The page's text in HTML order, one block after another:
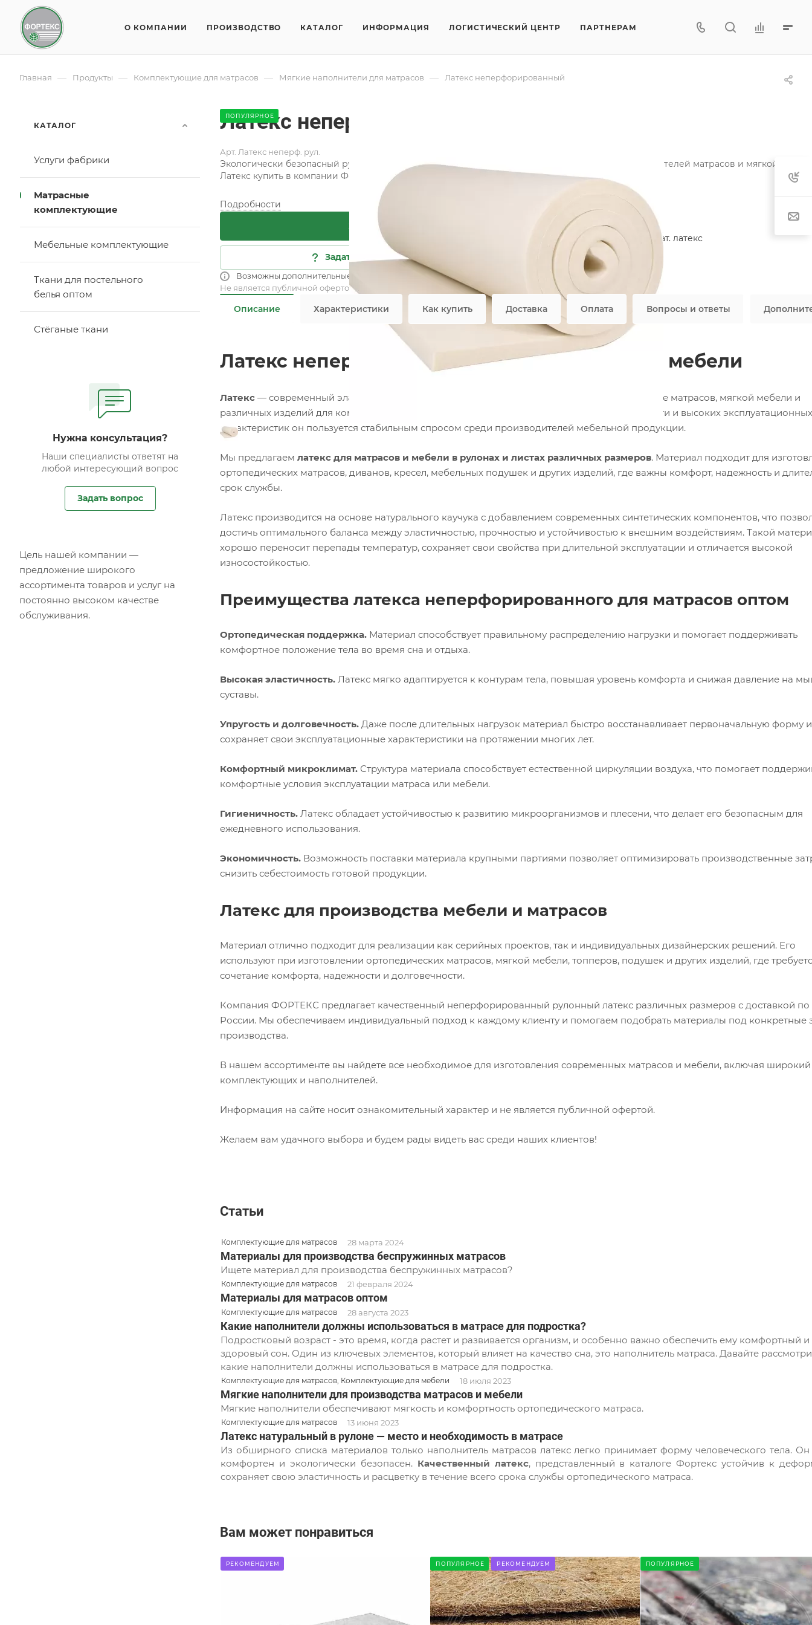
О КОМПАНИИ ПРОИЗВОДСТВО КАТАЛОГ ИНФОРМАЦИЯ ЛОГИСТИЧЕСКИЙ ЦЕНТР ПАРТНЕРАМ
Главная — Продукты — Комплектующие для матрасов — Мягкие наполнители для матрасов — Латекс неперфорированный
ПОПУЛЯРНОЕ
Латекс неперфорированный
Арт. Латекс неперф. рул.
Экологически безопасный рулонный латекс пользуется заслуженной популярностью у производителей матрасов и мягкой
Латекс купить в компании Фортекс можно как рулонами, так и листами любых размеров.
Подробности
Заказать
Задать вопрос
Возможны дополнительные опции
Не является публичной офертой
Характеристики
Состав
80% иск, 20% нат. латекс
Плотность
65 кг/м3
Материал
—
Все характеристики
Описание Характеристики Как купить Доставка Оплата Вопросы и ответы
Латекс неперфорированный для матрасов и мебели
Латекс — современный эластичный материал, который широко применяется в производстве матрасов, мягкой мебели и
различных изделий для комфортного отдыха. Благодаря сочетанию упругости, долговечности и высоких эксплуатационных
характеристик он пользуется стабильным спросом среди производителей мебельной продукции.
Мы предлагаем латекс для матрасов и мебели в рулонах и листах различных размеров. Материал подходит для
ортопедических матрасов, диванов, кресел, мебельных подушек и других изделий, где важны комфорт, надежность и
срок службы.
Латекс производится на основе натурального каучука с добавлением современных синтетических компонентов, что
достичь оптимального баланса между эластичностью, прочностью и устойчивостью к внешним воздействиям. Такой
хорошо переносит перепады температур, сохраняет свои свойства при длительной эксплуатации и отличается высокой
износостойкостью.
Преимущества латекса неперфорированного для матрасов оптом
Ортопедическая поддержка. Материал способствует правильному распределению нагрузки и помогает поддерживать
комфортное положение тела во время сна и отдыха.
Высокая эластичность. Латекс мягко адаптируется к контурам тела, повышая уровень комфорта и снижая давление на
суставы.
Упругость и долговечность. Даже после длительных нагрузок материал быстро восстанавливает первоначальную форму и
сохраняет свои эксплуатационные характеристики на протяжении многих лет.
Комфортный микроклимат. Структура материала способствует естественной циркуляции воздуха, что помогает
комфортные условия эксплуатации матраса или мебели.
Гигиеничность. Латекс обладает устойчивостью к развитию микроорганизмов и плесени, что делает его безопасным для
ежедневного использования.
Экономичность. Возможность поставки материала крупными партиями позволяет оптимизировать производственные
снизить себестоимость готовой продукции.
Латекс для производства мебели и матрасов
Материал отлично подходит для реализации как серийных проектов, так и индивидуальных дизайнерских решений. Его
используют при изготовлении ортопедических матрасов, мягкой мебели, топперов, подушек и других изделий, где
сочетание комфорта, надежности и долговечности.
Компания ФОРТЕКС предлагает качественный неперфорированный рулонный латекс различных размеров с доставкой по
России. Мы обеспечиваем индивидуальный подход к каждому клиенту и помогаем подобрать материалы под конкретные
производства.
В нашем ассортименте вы найдете все необходимое для изготовления современных матрасов и мебели, включая
комплектующих и наполнителей.
Информация на сайте носит ознакомительный характер и не является публичной офертой.
Желаем вам удачного выбора и будем рады видеть вас среди наших клиентов!
Статьи
Комплектующие для матрасов 28 марта 2024
Материалы для производства беспружинных матрасов
Ищете материал для производства беспружинных матрасов?
Комплектующие для матрасов 21 февраля 2024
Материалы для матрасов оптом
Комплектующие для матрасов 28 августа 2023
Какие наполнители должны использоваться в матрасе для подростка?
Подростковый возраст - это время, когда растет и развивается организм, и особенно важно обеспечить ему комфортный и
здоровый сон. Один из ключевых элементов, который влияет на качество сна, это наполнитель матраса. Давайте
какие наполнители должны использоваться в матрасе для подростка.
Комплектующие для матрасов, Комплектующие для мебели 18 июля 2023
Мягкие наполнители для производства матрасов и мебели
Мягкие наполнители обеспечивают мягкость и комфортность ортопедического матраса.
Комплектующие для матрасов 13 июня 2023
Латекс натуральный в рулоне — место и необходимость в матрасе
Из обширного списка материалов только наполнитель матрасов латекс легко принимает форму человеческого тела.
комфортен и экологически безопасен. Качественный латекс, представленный в каталоге Фортекс устойчив к
сохраняет свою эластичность и расцветку в течение всего срока службы ортопедического матраса.
Вам может понравиться
РЕКОМЕНДУЕМ ПОПУЛЯРНОЕ РЕКОМЕНДУЕМ ПОПУЛЯРНОЕ
КАТАЛОГ
Услуги фабрики
Матрасные
комплектующие
Мебельные комплектующие
Ткани для постельного
белья оптом
Стёганые ткани
Нужна консультация?
Наши специалисты ответят на
любой интересующий вопрос
Задать вопрос
Цель нашей компании —
предложение широкого
ассортимента товаров и услуг на
постоянно высоком качестве
обслуживания.